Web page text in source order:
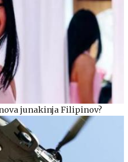
junakinja Filipinov?